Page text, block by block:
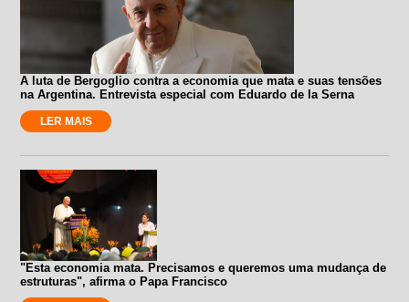
A luta de Bergoglio contra a economia que mata e suas tensões
na Argentina. Entrevista especial com Eduardo de la Serna
LER MAIS
"Esta economia mata. Precisamos e queremos uma mudança de
estruturas", afirma o Papa Francisco